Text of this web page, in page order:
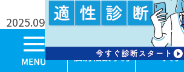
学校
2025.09.22 ブログ
全ては実践や経験から！ 高校生